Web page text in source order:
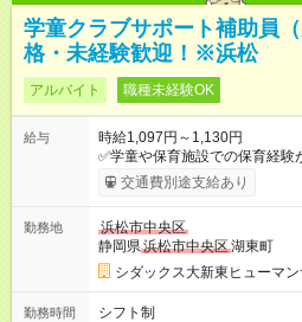
学童クラブサポート補助員
格・未経験歓迎！※浜松
アルバイト 職種未経験OK
給与
時給1,097円～1,130円
✅学童や保育施設での保育経験があ
間】試用期間あり 試用期間の
採用時と同じです。
交通費別途支給あり
勤務地
浜松市中央区
静岡県浜松市中央区湖東町
シダックス大新東ヒューマ
勤務時間
シフト制